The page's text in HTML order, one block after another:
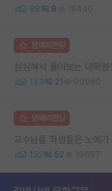
89 8 16440
명예의전당
심심해서 풀어보는 대학
133 21 90980
명예의전당
교수님들 학생들은 노예가
132 52 19697